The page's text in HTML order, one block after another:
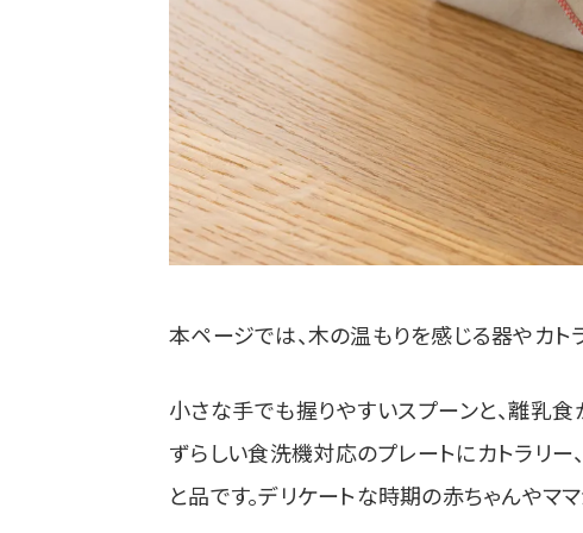
本ページでは、木の温もりを感じる器やカト
小さな手でも握りやすいスプーンと、離乳
ずらしい食洗機対応のプレートにカトラリー
と品です。デリケートな時期の赤ちゃんやマ